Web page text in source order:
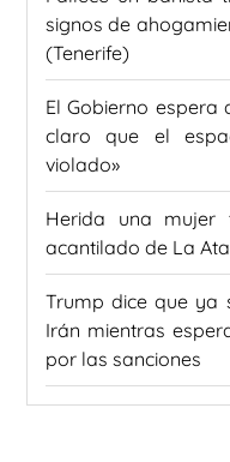
signos de
(Tenerife)
El Gobierno espera
claro que el
violado»
Herida una
acantilado de La
Trump dice que ya
Irán mientras
por las sanciones